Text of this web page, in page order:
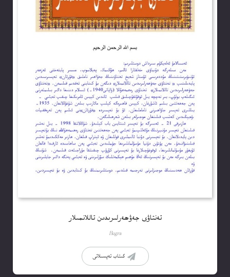
تەنتاۋى جەۋھەرلىرىدىن تاللانمىلار
Bugra
كىتاب تەپسىلاتى